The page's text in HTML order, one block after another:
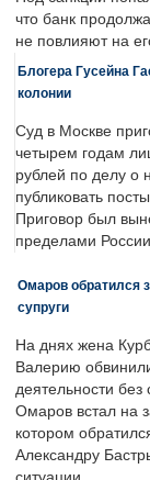
что банк
не повлияют на
Блогера Гусейна
колонии
Суд в Москве
четырем годам
рублей по делу о
публиковать
Приговор был
пределами
Омаров обратился
супруги
На днях жена
Валерию
деятельности
Омаров встал на
котором
Александру